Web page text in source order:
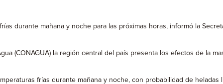
durante mañana y noche para las próximas horas, informó la
(CONAGUA) la región central del país presenta los efectos de la
frías durante mañana y noche, con probabilidad de heladas